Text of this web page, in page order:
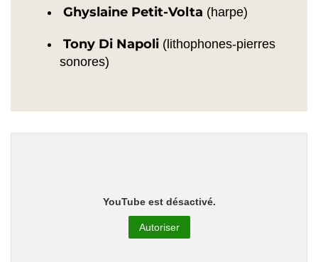
Ghyslaine Petit-Volta (harpe)
Tony Di Napoli (lithophones-pierres
sonores)
YouTube est désactivé.
Autoriser